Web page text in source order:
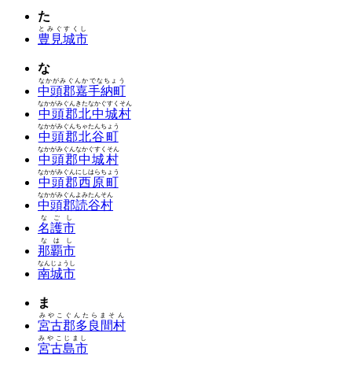
た
豊見城市
とみぐすくし
な
中頭郡嘉手納町
なかがみぐんかでなちょう
中頭郡北中城村
なかがみぐんきたなかぐすくそん
中頭郡北谷町
なかがみぐんちゃたんちょう
中頭郡中城村
なかがみぐんなかぐすくそん
中頭郡西原町
なかがみぐんにしはらちょう
中頭郡読谷村
なかがみぐんよみたんそん
名護市
なごし
那覇市
なはし
南城市
なんじょうし
ま
宮古郡多良間村
みやこぐんたらまそん
宮古島市
みやこじまし